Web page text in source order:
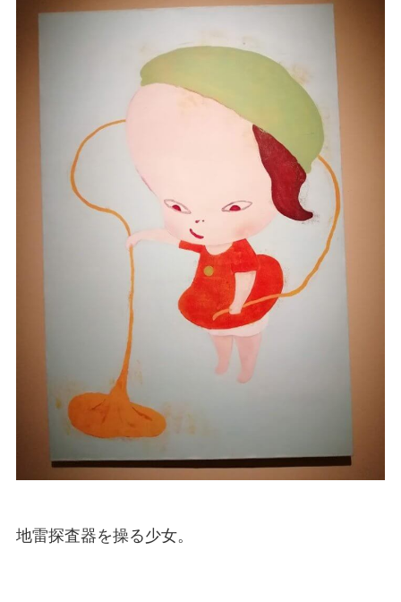
地雷探査器を操る少女。